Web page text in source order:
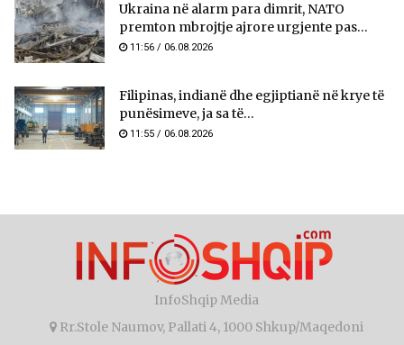
Ukraina në alarm para dimrit, NATO
premton mbrojtje ajrore urgjente pas...
11:56 / 06.08.2026
Filipinas, indianë dhe egjiptianë në krye të
punësimeve, ja sa të...
11:55 / 06.08.2026
InfoShqip Media
Rr.Stole Naumov, Pallati 4, 1000 Shkup/Maqedoni